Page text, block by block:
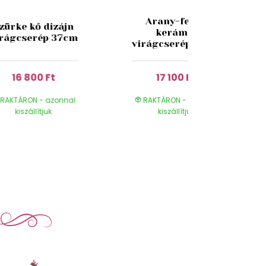
kő dizájn
37cm
16 800 Ft
- azonnal
kiszállítjuk
Arany-fehér
kerámia
virágcserép 38cm
17 100 Ft
RAKTÁRON - azonnal
kiszállítjuk